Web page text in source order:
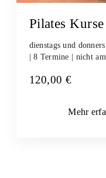
Pilates Kurse
dienstags und
| 8 Termine | nicht
120,00 €
Mehr